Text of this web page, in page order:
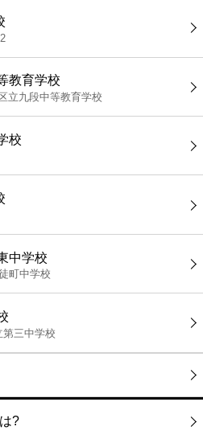
教育学校
立九段中等教育学校
校
中学校
町中学校
三中学校
?